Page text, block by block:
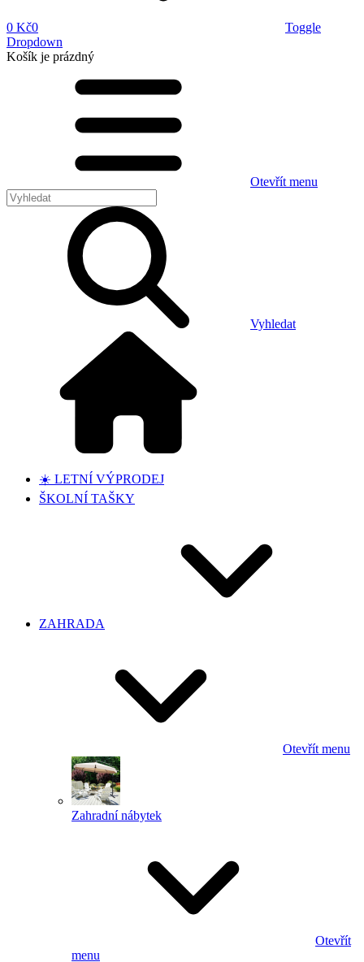
0 Kč0
Toggle
Dropdown
Košík je prázdný
Otevřít menu
Vyhledat
☀️ LETNÍ VÝPRODEJ
ŠKOLNÍ TAŠKY
ZAHRADA
Otevřít menu
Zahradní nábytek
Otevřít
menu